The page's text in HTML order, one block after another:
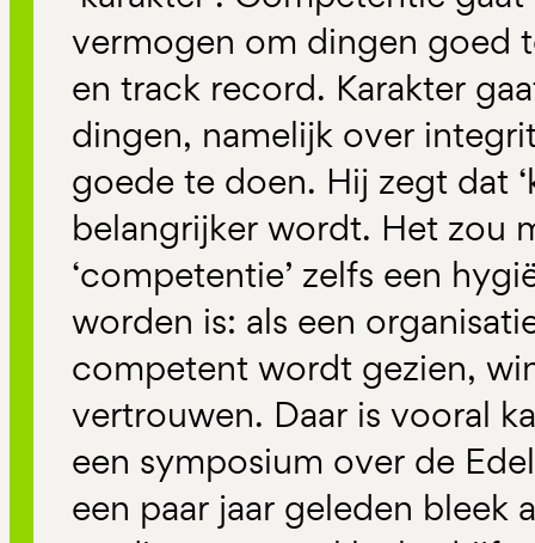
vermogen om dingen goed
en track record. Karakter
dingen, namelijk over
goede te doen. Hij zegt dat
belangrijker wordt. Het zou
‘competentie’ zelfs een
worden is: als een
competent wordt gezien,
vertrouwen. Daar is vooral
een symposium over de
een paar jaar geleden